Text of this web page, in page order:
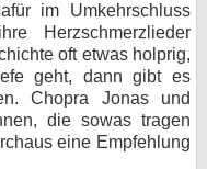
im Umkehrschluss
Herzschmerzlieder
oft etwas holprig,
geht, dann gibt es
Chopra Jonas und
die sowas tragen
eine Empfehlung